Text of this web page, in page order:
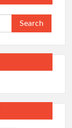
Search
for: